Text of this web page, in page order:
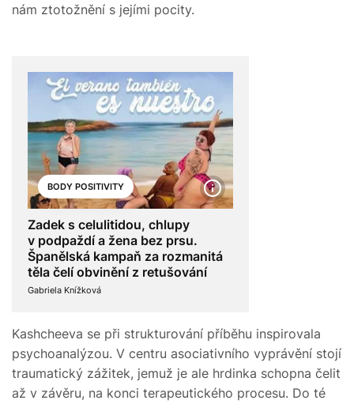
nám ztotožnění s jejími pocity.
BODY POSITIVITY
Zadek s celulitidou, chlupy
v podpaždí a žena bez prsu.
Španělská kampaň za rozmanitá
těla čelí obvinění z retušování
Gabriela Knížková
Kashcheeva se při strukturování příběhu inspirovala
psychoanalýzou. V centru asociativního vyprávění stojí
traumatický zážitek, jemuž je ale hrdinka schopna čelit
až v závěru, na konci terapeutického procesu. Do té